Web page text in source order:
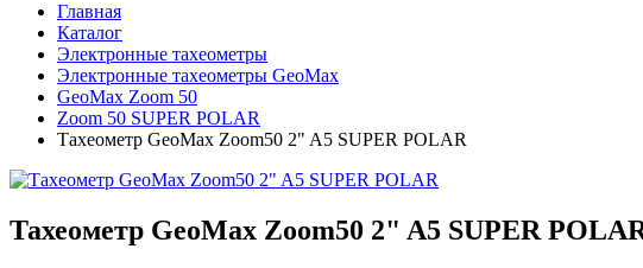
Главная
Каталог
Электронные тахеометры
Электронные тахеометры GeoMax
GeoMax Zoom 50
Zoom 50 SUPER POLAR
Тахеометр GeoMax Zoom50 2" A5 SUPER POLAR
Тахеометр GeoMax Zoom50 2" A5 SUPER